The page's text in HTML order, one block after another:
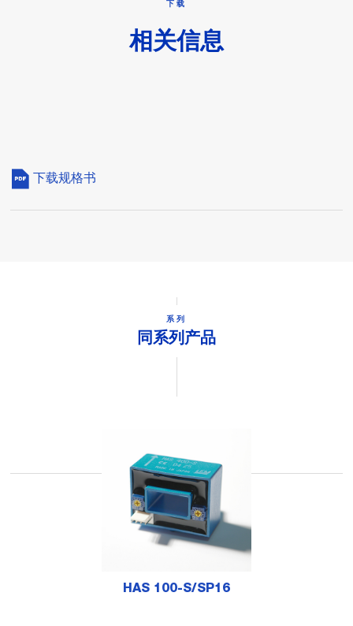
下载
相关信息
下载规格书
系列
同系列产品
HAS 100-S/SP16